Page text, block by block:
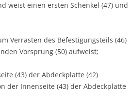
weist einen ersten Schenkel (47) und
Verrasten des Befestigungsteils (46)
Vorsprung (50) aufweist;
(43) der Abdeckplatte (42)
der Innenseite (43) der Abdeckplatte